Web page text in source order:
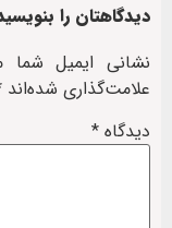
دیدگاهتان را
نشانی ایمیل
علامت‌گذاری شده‌اند
دیدگاه *